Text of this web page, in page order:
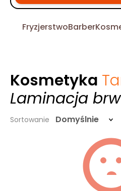
FryzjerstwoBarber
Kosmetyka
Laminacja
Sortowanie Domyślnie